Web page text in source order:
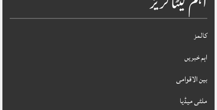
کالمز
اہم خبریں
بین الاقوامی
ملٹی میڈیا